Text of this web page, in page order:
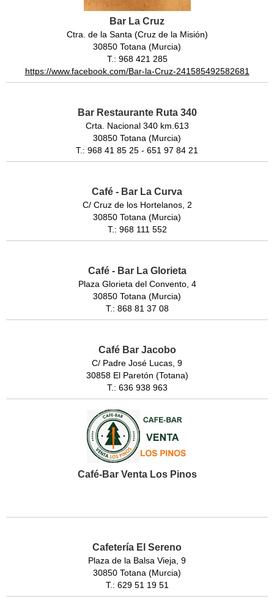
Bar La Cruz
Ctra. de la Santa (Cruz de la Misión)
30850 Totana (Murcia)
T.: 968 421 285
https://www.facebook.com/Bar-la-Cruz-241585492582681
Bar Restaurante Ruta 340
Crta. Nacional 340 km.613
30850 Totana (Murcia)
T.: 968 41 85 25 - 651 97 84 21
Café - Bar La Curva
C/ Cruz de los Hortelanos, 2
30850 Totana (Murcia)
T.: 968 111 552
Café - Bar La Glorieta
Plaza Glorieta del Convento, 4
30850 Totana (Murcia)
T.: 868 81 37 08
Café Bar Jacobo
C/ Padre José Lucas, 9
30858 El Paretón (Totana)
T.: 636 938 963
Café-Bar Venta Los Pinos
Cafetería El Sereno
Plaza de la Balsa Vieja, 9
30850 Totana (Murcia)
T.: 629 51 19 51